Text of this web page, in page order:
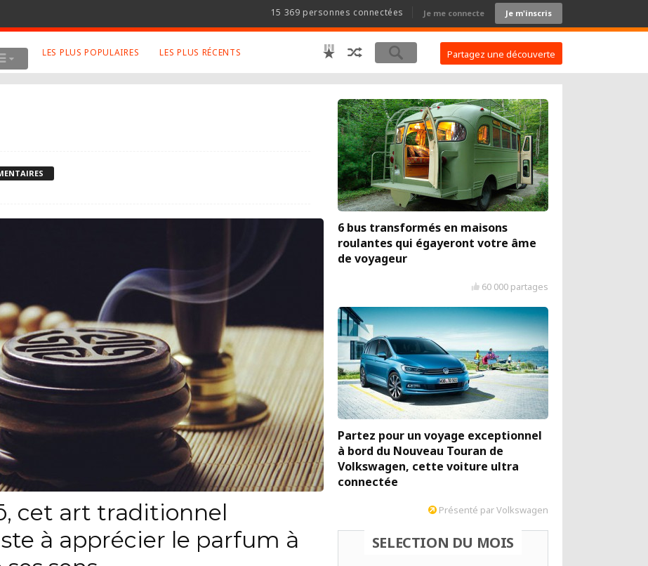
Je me connecte Je m'inscris
15 369 personnes connectées
Robot
LES PLUS POPULAIRES LES PLUS RÉCENTS Partagez une découverte
cet art traditionnel
à apprécier le parfum à
6 bus transformés en maisons
roulantes qui égayeront votre âme
de voyageur
60 000 partages
Partez pour un voyage exceptionnel
à bord du Nouveau Touran de
Volkswagen, cette voiture ultra
connectée
Présenté par Volkswagen
SELECTION DU MOIS